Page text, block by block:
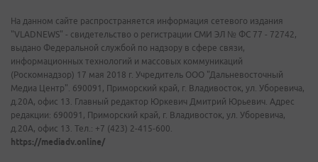
На данном сайте распространяется информация сетевого издания
"VLADNEWS" - свидетельство о регистрации СМИ ЭЛ № ФС 77 - 72742,
выдано Федеральной службой по надзору в сфере связи,
информационных технологий и массовых коммуникаций
(Роскомнадзор) 17 мая 2018 г. Учредитель ООО "Дальневосточный
Медиа Центр". 690091, Приморский край, г. Владивосток, ул. Уборевича,
д.20А, офис 13. Главный редактор Юркевич Дмитрий Юрьевич. Адрес
редакции: 690091, Приморский край, г. Владивосток, ул. Уборевича,
д.20А, офис 13. Тел.: +7 (423) 2-415-600.
https://mediadv.online/